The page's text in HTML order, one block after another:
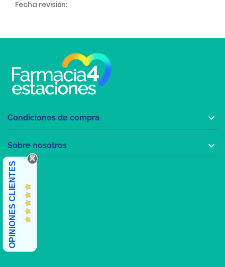
Fecha revisión:
Condiciones de compra 
Sobre nosotros 
OPINIONES CLIENTES